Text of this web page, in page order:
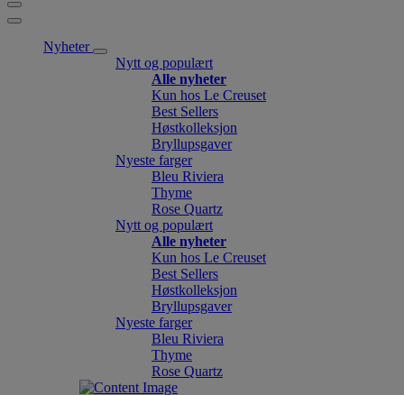
Nyheter
Nytt og populært
Alle nyheter
Kun hos Le Creuset
Best Sellers
Høstkolleksjon
Bryllupsgaver
Nyeste farger
Bleu Riviera
Thyme
Rose Quartz
Nytt og populært
Alle nyheter
Kun hos Le Creuset
Best Sellers
Høstkolleksjon
Bryllupsgaver
Nyeste farger
Bleu Riviera
Thyme
Rose Quartz